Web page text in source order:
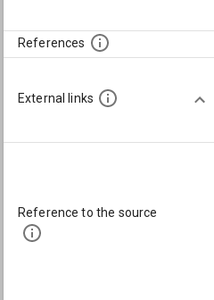
References
External links
Reference to the source